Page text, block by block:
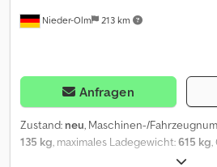
Nieder-Olm 213 km
Anfragen
Zustand: neu, Maschinen-/
135 kg , maximales Ladegewicht:615 kg
,